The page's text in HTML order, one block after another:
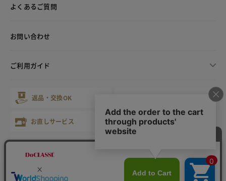
よくあるご質問
お問い合わせ
ご利用ガイド
返品・交換OK
お直しサービス 心を込めたギフト
お店で試着サービス